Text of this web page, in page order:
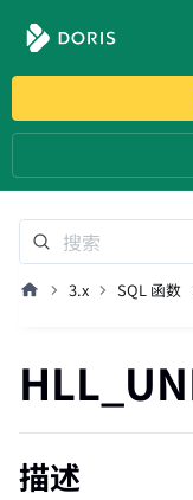
3.x SQL 函数
描述